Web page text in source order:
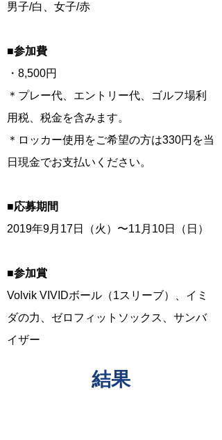
男子/白、女子/赤
■参加費
・8,500円
＊プレー代、エントリー代、ゴルフ場利
用税、税金を含みます。
＊ロッカー使用をご希望の方は330円を当
日現金でお支払いください。
■応募期間
2019年9月17日（火）〜11月10日（日）
■参加賞
Volvik VIVIDボール（1スリーブ）、イミ
ダの力、ゼロフィットソックス、サンバ
イザー
​結果